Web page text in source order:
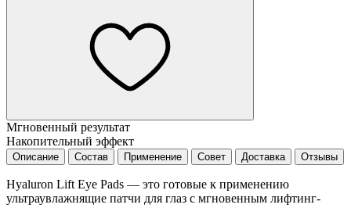
Мгновенный результат
Накопительный эффект
Описание Состав Применение Совет Доставка Отзывы
Hyaluron Lift Eye Pads ― это готовые к применению
ультраувлажнящие патчи для глаз с мгновенным лифтинг-